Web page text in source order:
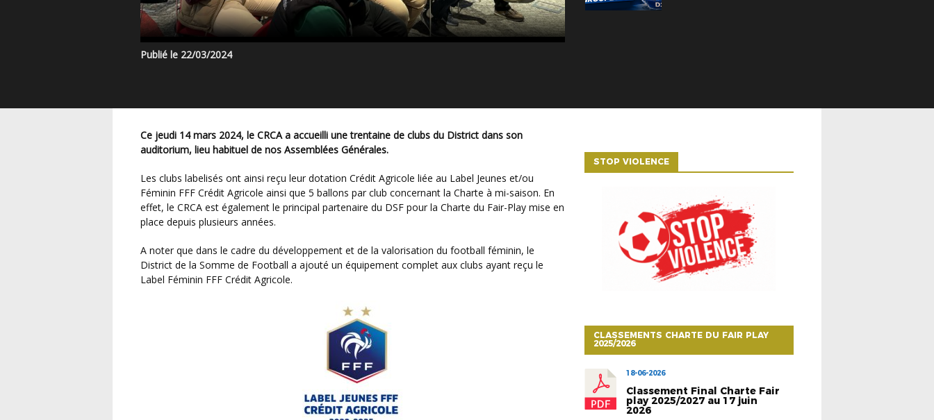
Publié le 22/03/2024
Ce jeudi 14 mars 2024, le CRCA a accueilli une trentaine de clubs du District dans son
auditorium, lieu habituel de nos Assemblées Générales.
Les clubs labelisés ont ainsi reçu leur dotation Crédit Agricole liée au Label Jeunes et/ou
Féminin FFF Crédit Agricole ainsi que 5 ballons par club concernant la Charte à mi-saison. En
effet, le CRCA est également le principal partenaire du DSF pour la Charte du Fair-Play mise en
place depuis plusieurs années.
A noter que dans le cadre du développement et de la valorisation du football féminin, le
District de la Somme de Football a ajouté un équipement complet aux clubs ayant reçu le
Label Féminin FFF Crédit Agricole.
STOP VIOLENCE
CLASSEMENTS CHARTE DU FAIR PLAY
2025/2026
18-06-2026
Classement Final Charte Fair
play 2025/2027 au 17 juin
2026